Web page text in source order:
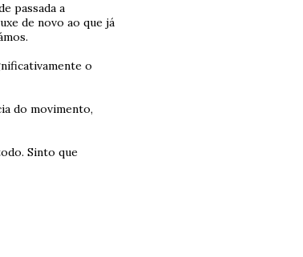
passada a
de novo ao que já
o
do movimento,
Sinto que